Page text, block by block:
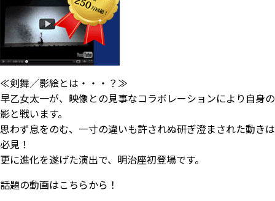
≪剣舞／影絵とは・・・？≫
早乙女太一が、映像との見事なコラボレーションにより自身の
影と戦います。
思わず息をのむ、一寸の違いも許されぬ研ぎ澄まされた動きは
必見！
更に進化を遂げた演出で、明治座初登場です。
話題の動画はこちらから！